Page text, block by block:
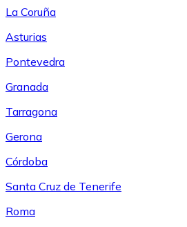
La Coruña
Asturias
Pontevedra
Granada
Tarragona
Gerona
Córdoba
Santa Cruz de Tenerife
Roma